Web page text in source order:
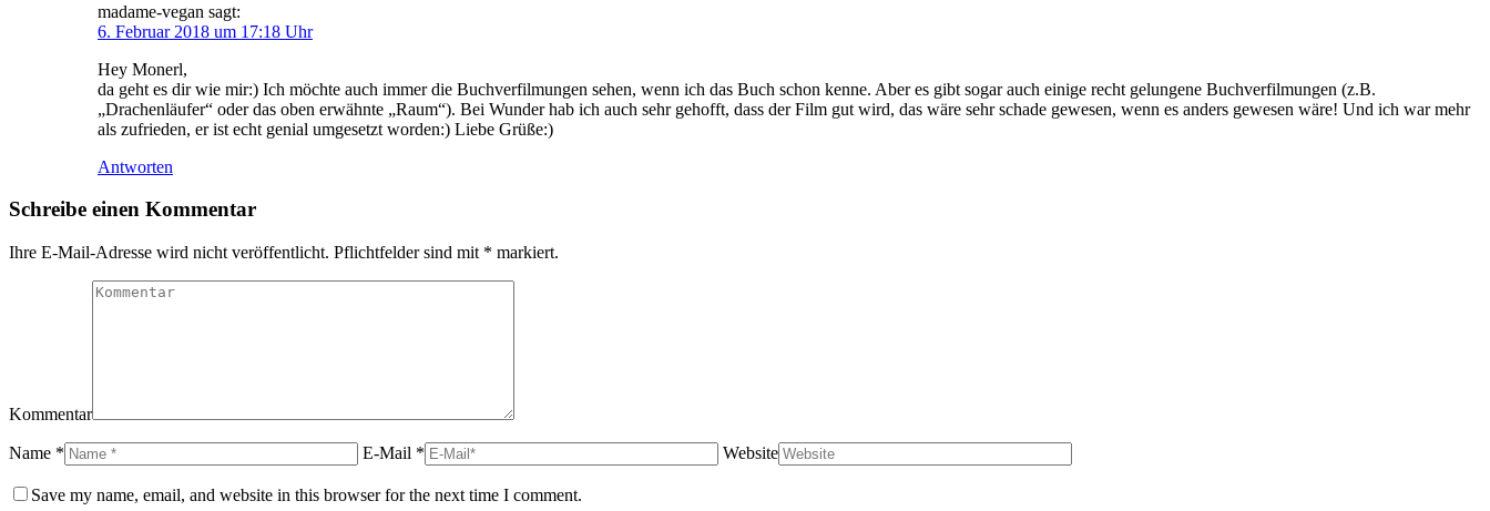
madame-vegan sagt:
6. Februar 2018 um 17:18 Uhr
Hey Monerl,
da geht es dir wie mir:) Ich möchte auch immer die Buchverfilmungen sehen, wenn ich das Buch schon kenne. Aber es gibt sogar auch einige recht gelungene Buchverfilmungen (z.B.
„Drachenläufer“ oder das oben erwähnte „Raum“). Bei Wunder hab ich auch sehr gehofft, dass der Film gut wird, das wäre sehr schade gewesen, wenn es anders gewesen wäre! Und ich war mehr
als zufrieden, er ist echt genial umgesetzt worden:) Liebe Grüße:)
Antworten
Schreibe einen Kommentar
Ihre E-Mail-Adresse wird nicht veröffentlicht. Pflichtfelder sind mit * markiert.
Kommentar
Name * E-Mail * Website
Save my name, email, and website in this browser for the next time I comment.